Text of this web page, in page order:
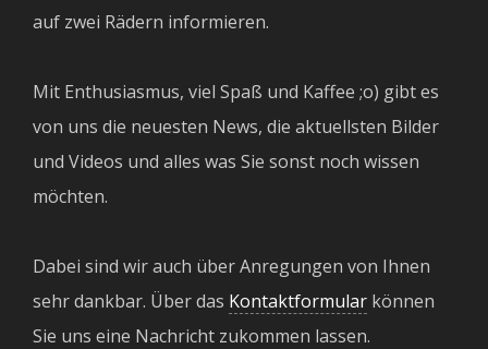
auf zwei Rädern informieren.
Mit Enthusiasmus, viel Spaß und Kaffee ;o) gibt es
von uns die neuesten News, die aktuellsten Bilder
und Videos und alles was Sie sonst noch wissen
möchten.
Dabei sind wir auch über Anregungen von Ihnen
sehr dankbar. Über das Kontaktformular können
Sie uns eine Nachricht zukommen lassen.